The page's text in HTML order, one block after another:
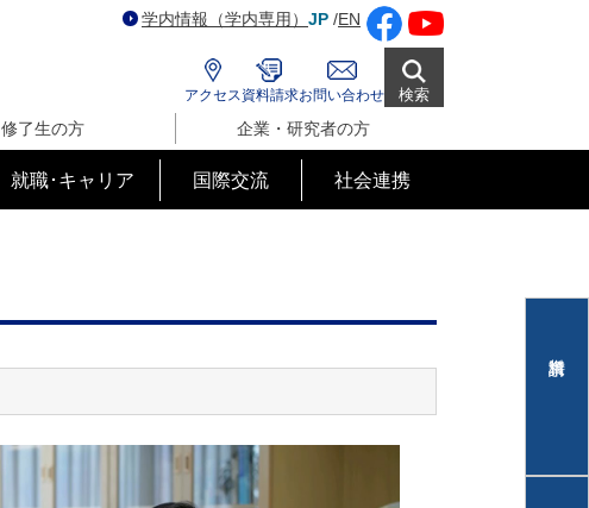
学内情報（学内専用） JP /EN
アクセス 資料請求お問い合わせ 検索
修了生の方 企業・研究者の方
就職･キャリア 国際交流 社会連携